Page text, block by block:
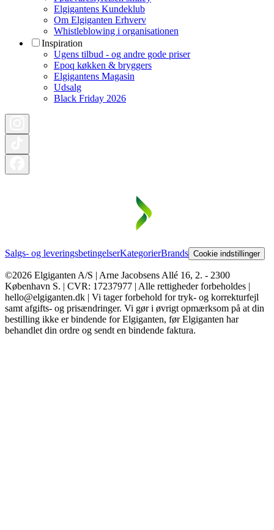
Elgigantens Kundeklub
Om Elgiganten Erhverv
Whistleblowing i organisationen
Inspiration
Ugens tilbud - og andre gode priser
Epoq køkken & bryggers
Elgigantens Magasin
Udsalg
Black Friday 2026
Salgs- og leveringsbetingelserKategorierBrands Cookie indstillinger
©2026 Elgiganten A/S | Arne Jacobsens Allé 16, 2. - 2300
København S. | CVR: 17237977 | Alle rettigheder forbeholdes |
hello@elgiganten.dk | Vi tager forbehold for tryk- og korrekturfejl
samt afgifts- og prisændringer. Vi gør i øvrigt opmærksom på at din
bestilling ikke er bindende for Elgiganten, før Elgiganten har
behandlet din ordre og sendt en bindende faktura.